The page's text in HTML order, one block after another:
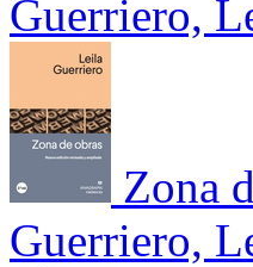
Guerriero,
Zona
Guerriero,